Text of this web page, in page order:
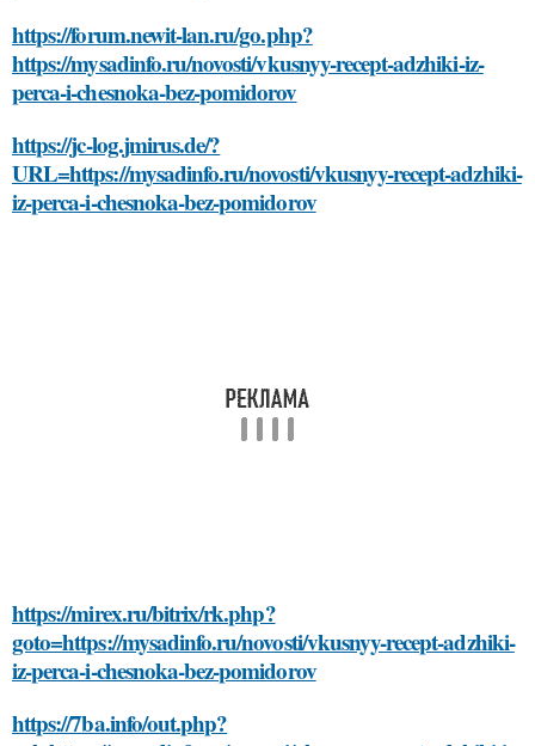
https://forum.newit-lan.ru/go.php?
https://mysadinfo.ru/novosti/vkusnyy-recept-adzhiki-iz-
perca-i-chesnoka-bez-pomidorov
https://jc-log.jmirus.de/?
URL=https://mysadinfo.ru/novosti/vkusnyy-recept-adzhiki-
iz-perca-i-chesnoka-bez-pomidorov
https://mirex.ru/bitrix/rk.php?
goto=https://mysadinfo.ru/novosti/vkusnyy-recept-adzhiki-
iz-perca-i-chesnoka-bez-pomidorov
https://7ba.info/out.php?